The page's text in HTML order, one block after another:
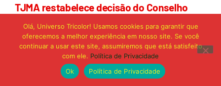
TJMA restabelece decisão do Conselho
Deliberativo e confirma exclusão de vice-
presidente
Olá, Universo Tricolor! Usamos cookies para garantir que
oferecemos a melhor experiência em nosso site. Se você
continuar a usar este site, assumiremos que está satisfeito
com ele. Política de Privacidade
Ok
Política de Privacidade